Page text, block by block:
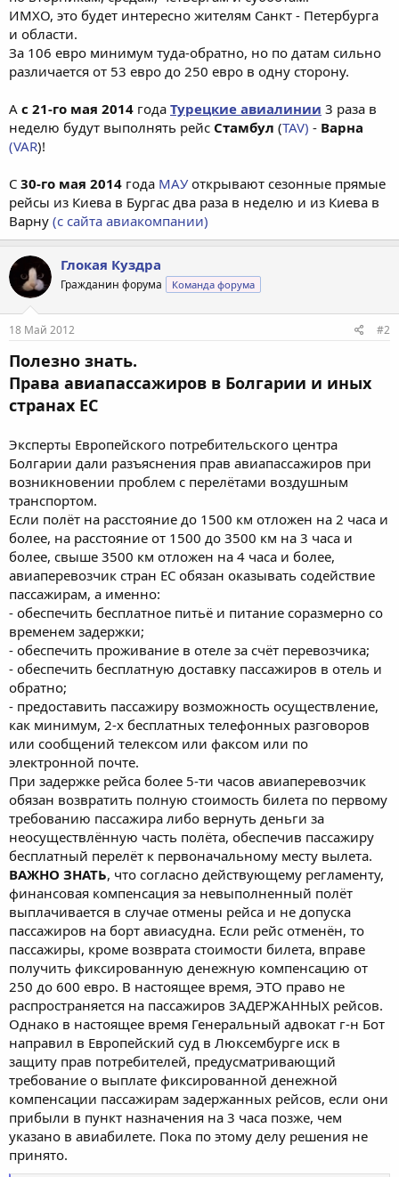
ИМХО, это будет интересно жителям Санкт - Петербурга
и области.
За 106 евро минимум туда-обратно, но по датам сильно
различается от 53 евро до 250 евро в одну сторону.
А с 21-го мая 2014 года Турецкие авиалинии 3 раза в
неделю будут выполнять рейс Стамбул (TAV) - Варна
(VAR)!
С 30-го мая 2014 года МАУоткрывают сезонные прямые
рейсы из Киева в Бургас два раза в неделю и из Киева в
Варну (с сайта авиакомпании)
Глокая Куздра
Гражданин форума Команда форума
18 Май 2012 #2
Полезно знать.
Права авиапассажиров в Болгарии и иных
странах ЕС
Эксперты Европейского потребительского центра
Болгарии дали разъяснения прав авиапассажиров при
возникновении проблем с перелётами воздушным
транспортом.
Если полёт на расстояние до 1500 км отложен на 2 часа и
более, на расстояние от 1500 до 3500 км на 3 часа и
более, свыше 3500 км отложен на 4 часа и более,
авиаперевозчик стран ЕС обязан оказывать содействие
пассажирам, а именно:
- обеспечить бесплатное питьё и питание соразмерно со
временем задержки;
- обеспечить проживание в отеле за счёт перевозчика;
- обеспечить бесплатную доставку пассажиров в отель и
обратно;
- предоставить пассажиру возможность осуществление,
как минимум, 2-х бесплатных телефонных разговоров
или сообщений телексом или факсом или по
электронной почте.
При задержке рейса более 5-ти часов авиаперевозчик
обязан возвратить полную стоимость билета по первому
требованию пассажира либо вернуть деньги за
неосуществлённую часть полёта, обеспечив пассажиру
бесплатный перелёт к первоначальному месту вылета.
ВАЖНО ЗНАТЬ, что согласно действующему регламенту,
финансовая компенсация за невыполненный полёт
выплачивается в случае отмены рейса и не допуска
пассажиров на борт авиасудна. Если рейс отменён, то
пассажиры, кроме возврата стоимости билета, вправе
получить фиксированную денежную компенсацию от
250 до 600 евро. В настоящее время, ЭТО право не
распространяется на пассажиров ЗАДЕРЖАННЫХ рейсов.
Однако в настоящее время Генеральный адвокат г-н Бот
направил в Европейский суд в Люксембурге иск в
защиту прав потребителей, предусматривающий
требование о выплате фиксированной денежной
компенсации пассажирам задержанных рейсов, если они
прибыли в пункт назначения на 3 часа позже, чем
указано в авиабилете. Пока по этому делу решения не
принято.